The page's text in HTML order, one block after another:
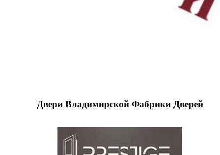
Двери Владимирской Фабрики Дверей